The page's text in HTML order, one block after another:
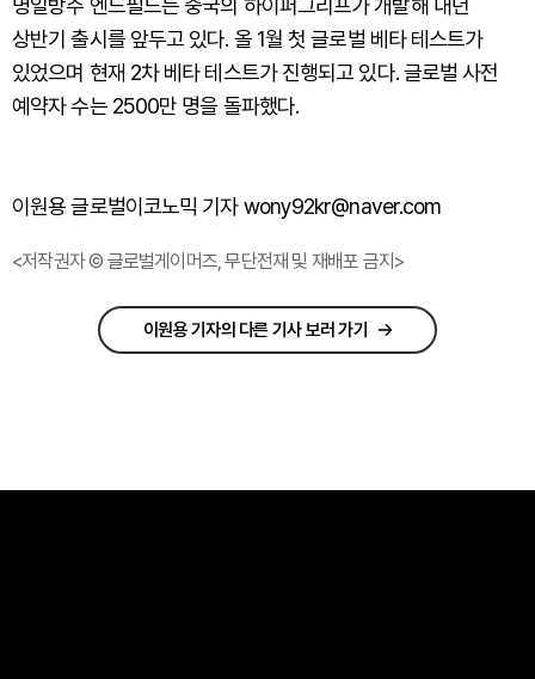
명일방주 엔드필드는 중국의 하이퍼그리프가 개발해 내년
상반기 출시를 앞두고 있다. 올 1월 첫 글로벌 베타 테스트가
있었으며 현재 2차 베타 테스트가 진행되고 있다. 글로벌 사전
예약자 수는 2500만 명을 돌파했다.
이원용 글로벌이코노믹 기자 wony92kr@naver.com
<저작권자 © 글로벌게이머즈, 무단전재 및 재배포 금지>
이원용 기자의 다른 기사 보러 가기